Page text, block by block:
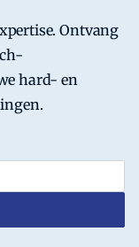
Ontvang
hard- en